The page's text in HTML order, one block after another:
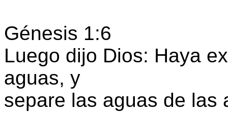
Génesis 1:6
Luego dijo Dios: Haya
aguas, y
separe las aguas de las